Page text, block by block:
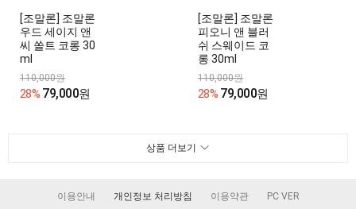
[조말론] 조말론
우드 세이지 앤
씨 쏠트 코롱 30
ml
110,000원
28% 79,000원
[조말론] 조말론
피오니 앤 블러
쉬 스웨이드 코
롱 30ml
110,000원
28% 79,000원
상품 더보기
이용안내 개인정보 처리방침 이용약관 PC VER